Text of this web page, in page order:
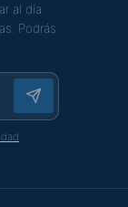
al día
Podrás